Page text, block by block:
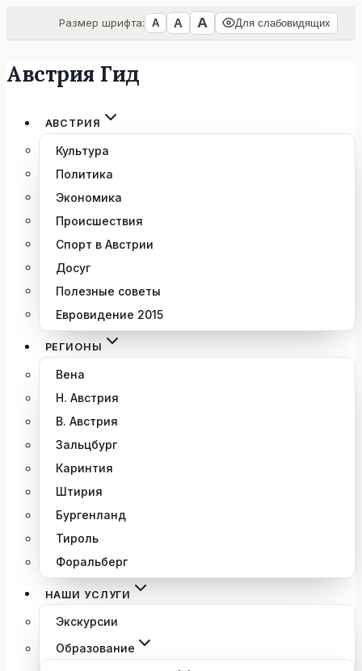
Размер шрифта: А А А Для слабовидящих
Перейти
содержимому
Австрия Гид
АВСТРИЯ
Культура
Политика
Экономика
Происшествия
Спорт в Австрии
Досуг
Полезные советы
Евровидение 2015
РЕГИОНЫ
Вена
Н. Австрия
В. Австрия
Зальцбург
Каринтия
Штирия
Бургенланд
Тироль
Форальберг
НАШИ УСЛУГИ
Экскурсии
Образование